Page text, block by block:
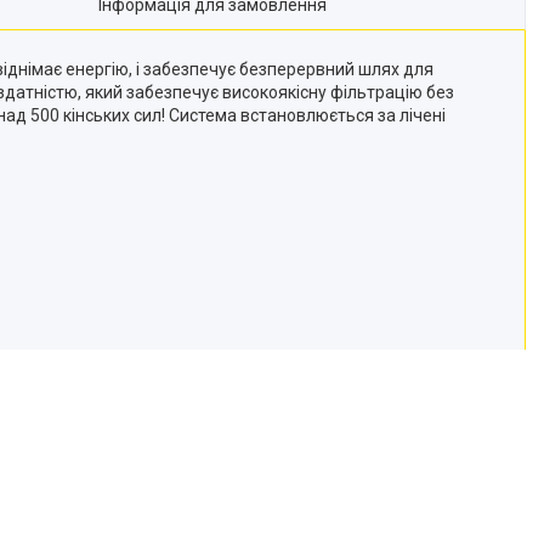
Інформація для замовлення
енергію, і забезпечує безперервний шлях для
який забезпечує високоякісну фільтрацію без
500 кінських сил! Система встановлюється за лічені